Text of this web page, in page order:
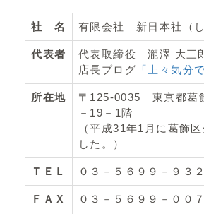
社 名 有限会社 新日本社（し
代表者
代表取締役 瀧澤 大三
店長ブログ 「上々気分
所在地
〒125-0035 東京都葛
－19－1階
（平成31年1月に葛飾
した。）
ＴＥＬ ０３－５６９９－９３
ＦＡＸ ０３－５６９９－００